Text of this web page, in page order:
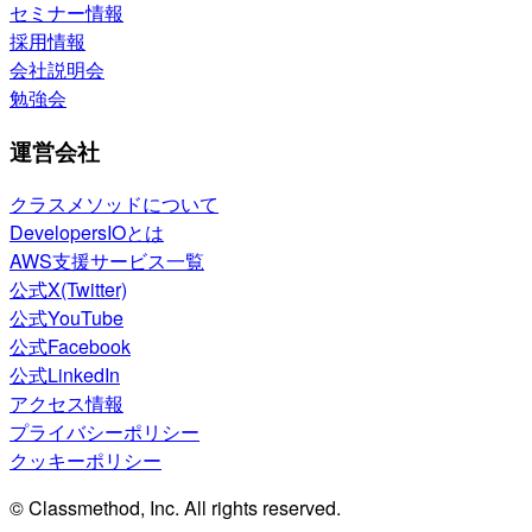
セミナー情報
採用情報
会社説明会
勉強会
運営会社
クラスメソッドについて
DevelopersIOとは
AWS支援サービス一覧
公式X(Twitter)
公式YouTube
公式Facebook
公式LinkedIn
アクセス情報
プライバシーポリシー
クッキーポリシー
© Classmethod, Inc. All rights reserved.